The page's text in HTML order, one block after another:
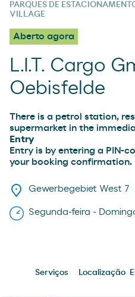
PARQUES DE
VILLAGE
Aberto agora
L.I.T. Cargo
Oebisfelde
There is a petrol station,
supermarket in the
Entry
Entry is by entering a PIN-
your booking confirmation.
Gewerbegebiet West 7
Segunda-feira -
Serviços Localização